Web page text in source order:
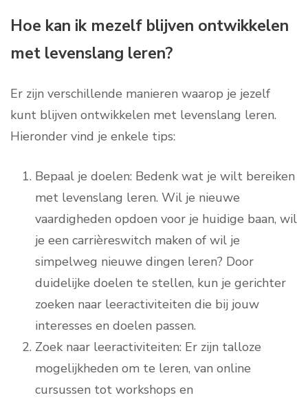
Hoe kan ik mezelf blijven ontwikkelen
met levenslang leren?
Er zijn verschillende manieren waarop je jezelf
kunt blijven ontwikkelen met levenslang leren.
Hieronder vind je enkele tips:
Bepaal je doelen: Bedenk wat je wilt bereiken
met levenslang leren. Wil je nieuwe
vaardigheden opdoen voor je huidige baan, wil
je een carrièreswitch maken of wil je
simpelweg nieuwe dingen leren? Door
duidelijke doelen te stellen, kun je gerichter
zoeken naar leeractiviteiten die bij jouw
interesses en doelen passen.
Zoek naar leeractiviteiten: Er zijn talloze
mogelijkheden om te leren, van online
cursussen tot workshops en